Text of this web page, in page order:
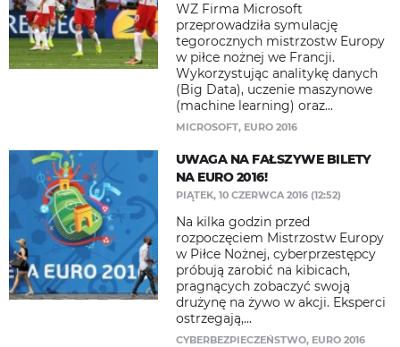
WZ Firma Microsoft
przeprowadziła symulację
tegorocznych mistrzostw Europy
w piłce nożnej we Francji.
Wykorzystując analitykę danych
(Big Data), uczenie maszynowe
(machine learning) oraz...
MICROSOFT, EURO 2016
UWAGA NA FAŁSZYWE BILETY
NA EURO 2016!
PIĄTEK, 10 CZERWCA 2016 (12:52)
Na kilka godzin przed
rozpoczęciem Mistrzostw Europy
w Piłce Nożnej, cyberprzestępcy
próbują zarobić na kibicach,
pragnących zobaczyć swoją
drużynę na żywo w akcji. Eksperci
ostrzegają,...
CYBERBEZPIECZEŃSTWO, EURO 2016